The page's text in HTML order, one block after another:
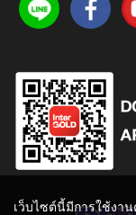
เว็บไซต์นี้มีการใช้งา